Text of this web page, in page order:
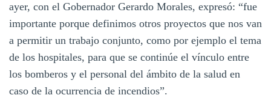
ayer, con el Gobernador Gerardo Morales, expresó: “fue
importante porque definimos otros proyectos que nos van
a permitir un trabajo conjunto, como por ejemplo el tema
de los hospitales, para que se continúe el vínculo entre
los bomberos y el personal del ámbito de la salud en
caso de la ocurrencia de incendios”.